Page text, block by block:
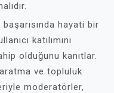
hayati bir
katılımını
olduğunu kanıtlar.
ve topluluk
moderatörler,